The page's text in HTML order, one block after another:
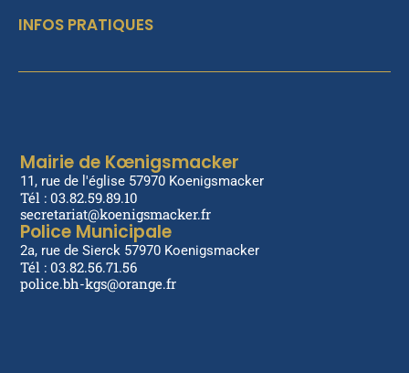
INFOS PRATIQUES
Mairie de Kœnigsmacker
11, rue de l'église 57970 Koenigsmacker
Tél : 03.82.59.89.10
secretariat@koenigsmacker.fr
Police Municipale
2a, rue de Sierck 57970 Koenigsmacker
Tél : 03.82.56.71.56
police.bh-kgs@orange.fr